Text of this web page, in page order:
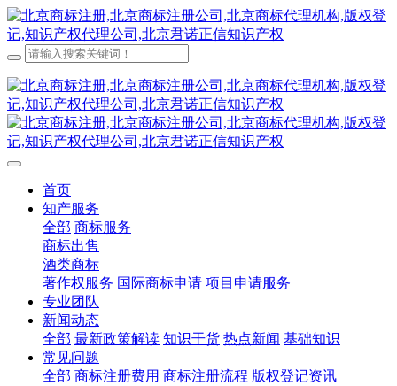
首页
知产服务
全部 商标服务
商标出售
酒类商标
著作权服务 国际商标申请 项目申请服务
专业团队
新闻动态
全部 最新政策解读 知识干货 热点新闻 基础知识
常见问题
全部 商标注册费用 商标注册流程 版权登记资讯